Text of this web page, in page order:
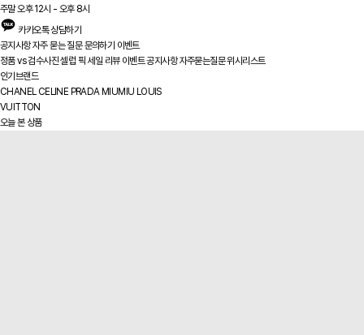
주말 오후 12시 - 오후 8시
카카오톡 상담하기
공지사항자주 묻는 질문문의하기 이벤트
정품 vs검수사진셀럽 픽 세일 리뷰 이벤트공지사항 자주묻는질문위시리스트
인기브랜드
CHANEL CELINE PRADA MIUMIU LOUIS
VUITTON
오늘 본 상품